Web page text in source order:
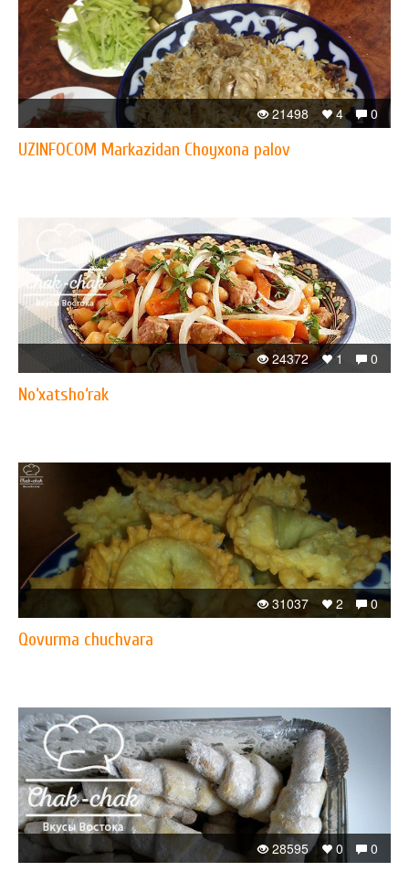
0
4
21498
UZINFOCOM Markazidan Choyxona palov
0
1
24372
No‘xatsho‘rak
0
2
31037
Qovurma chuchvara
0
0
28595